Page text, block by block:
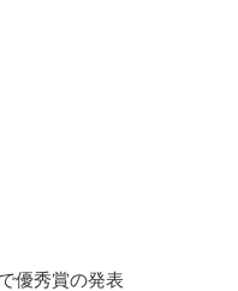
優秀賞の発表